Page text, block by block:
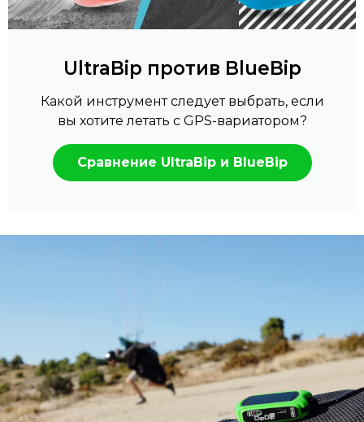
UltraBip против BlueBip
Какой инструмент следует выбрать, если
вы хотите летать с GPS-вариатором?
Сравнение UltraBip и BlueBip